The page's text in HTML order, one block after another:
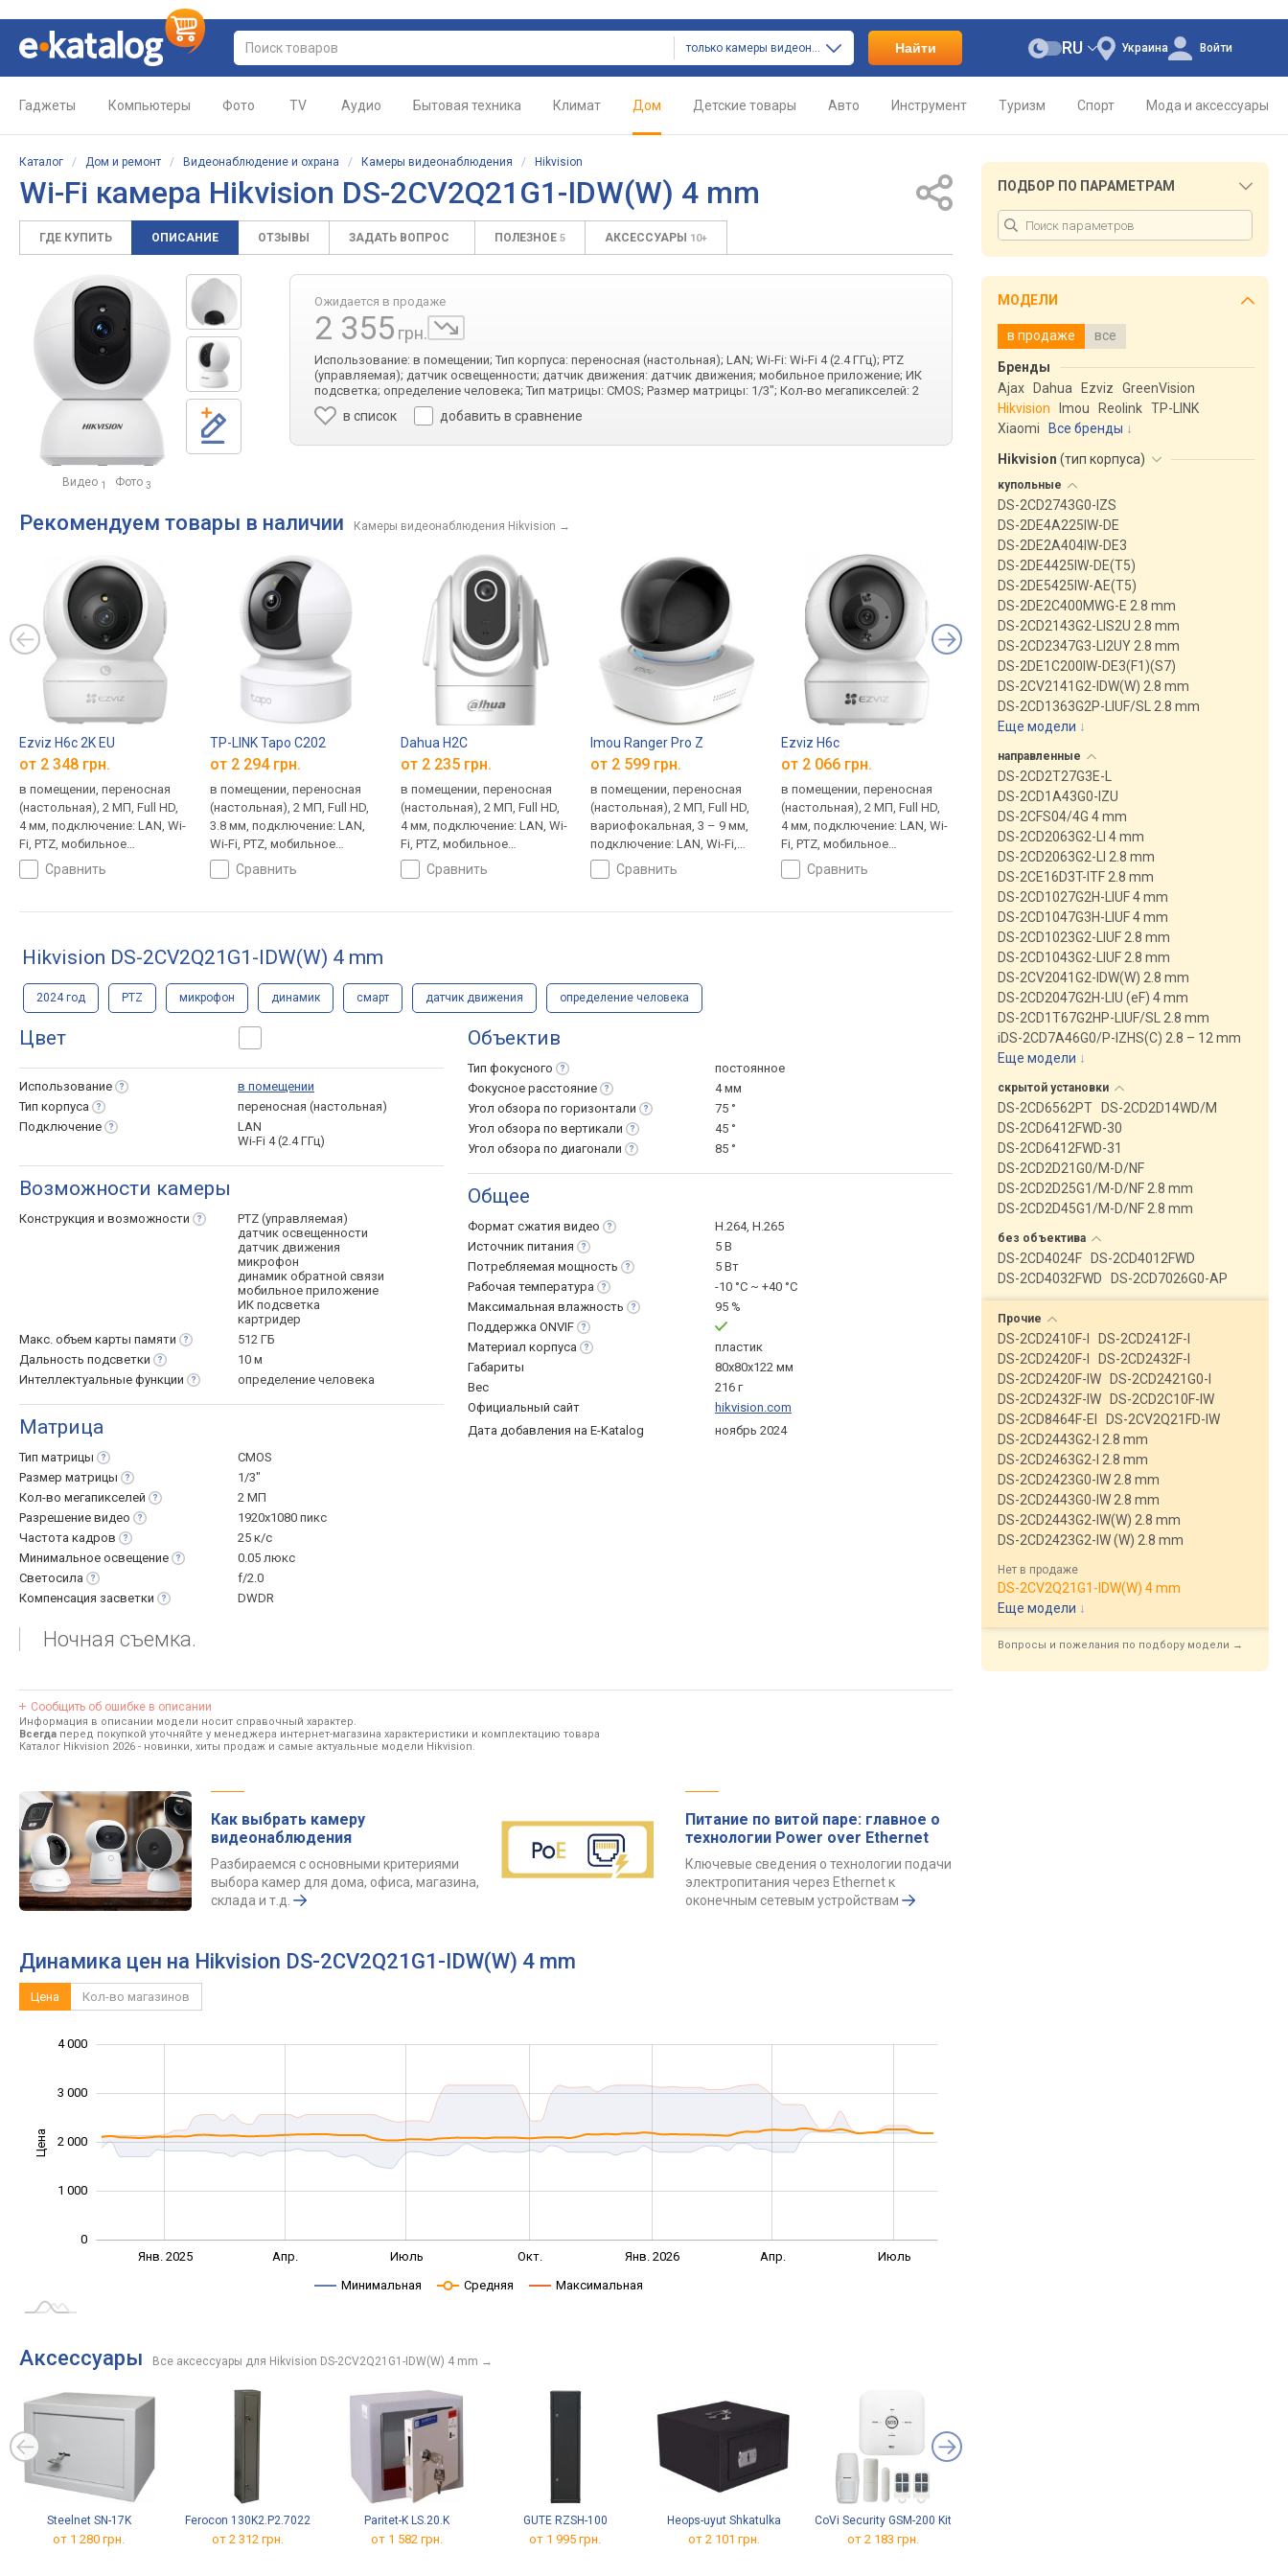
только камеры видеонаблюдения Найти Украина
RU Войти
Гаджеты Компьютеры Фото TV Аудио Бытовая техника Климат Дом Детские товары Авто Инструмент Туризм Спорт Мода и аксессуары
Каталог / Дом и ремонт / Видеонаблюдение и охрана / Камеры видеонаблюдения / Hikvision
Wi-Fi камера Hikvision DS-2CV2Q21G1-IDW(W) 4 mm
ГДЕ КУПИТЬ ОПИСАНИЕ ОТЗЫВЫ ЗАДАТЬ ВОПРОС ПОЛЕЗНОЕ 5 АКСЕССУАРЫ 10+
Видео 1 Фото 3
Ожидается в продаже
2 355 грн.
Использование: в помещении; Тип корпуса: переносная (настольная); LAN; Wi-Fi: Wi-Fi 4 (2.4 ГГц); PTZ
(управляемая); датчик освещенности; датчик движения: датчик движения; мобильное приложение; ИК
подсветка; определение человека; Тип матрицы: CMOS; Размер матрицы: 1/3"; Кол-во мегапикселей: 2
в список добавить в сравнение
Рекомендуем товары в наличии Камеры видеонаблюдения Hikvision →
Ezviz H6c 2K EU
от 2 348 грн.
в помещении, переносная
(настольная), 2 МП, Full HD,
4 мм, подключение: LAN, Wi-
Fi, PTZ, мобильное
приложение, датчик
движения, детекция звука,
облачное хранилище
сравнить
TP-LINK Tapo C202
от 2 294 грн.
в помещении, переносная
(настольная), 2 МП, Full HD,
3.8 мм, подключение: LAN,
Wi-Fi, PTZ, мобильное
приложение, датчик
движения, детекция звука,
микрофон, область
облачное хранилище
сравнить
Dahua H2C
от 2 235 грн.
в помещении, переносная
(настольная), 2 МП, Full HD,
4 мм, подключение: LAN, Wi-
Fi, PTZ, мобильное
приложение, датчик
движения, динамик,
сравнить
Imou Ranger Pro Z
от 2 599 грн.
в помещении, переносная
(настольная), 2 МП, Full HD,
вариофокальная, 3 – 9 мм,
подключение: LAN, Wi-Fi,
PTZ, мобильное приложение,
датчик движения, динамик,
интересов (ROI), облачное
сравнить
Ezviz H6c
от 2 066 грн.
в помещении, переносная
(настольная), 2 МП, Full HD,
4 мм, подключение: LAN, Wi-
Fi, PTZ, мобильное
приложение, датчик
движения, динамик,
хранилище
сравнить
от 2 199 грн.
в помещении, переносная
(настольная), 2 МП, Full HD,
подключение: LAN, Wi-Fi,
PTZ, мобильное приложение,
датчик движения, динамик,
микрофон
сравнить
динамик, микрофон,
облачное хранилище
Hikvision DS-2CV2Q21G1-IDW(W) 4 mm
2024 год PTZ микрофон динамик смарт датчик движения определение человека
Цвет
Использование
в помещении
Тип корпуса
переносная (настольная)
Подключение
LAN
Wi-Fi 4 (2.4 ГГц)
Возможности камеры
Конструкция и возможности
PTZ (управляемая)
датчик освещенности
датчик движения
микрофон
динамик обратной связи
мобильное приложение
ИК подсветка
картридер
Макс. объем карты памяти
512 ГБ
Дальность подсветки
10 м
Интеллектуальные функции определение человека
Матрица
Тип матрицы
CMOS
Размер матрицы
1/3"
Кол-во мегапикселей
2 МП
Разрешение видео
1920x1080 пикс
Частота кадров
25 к/с
Минимальное освещение
0.05 люкс
Светосила
f/2.0
Компенсация засветки DWDR
Объектив
Тип фокусного
постоянное
Фокусное расстояние
4 мм
Угол обзора по горизонтали
75 °
Угол обзора по вертикали
45 °
Угол обзора по диагонали 85 °
Общее
Формат сжатия видео
H.264, H.265
Источник питания
5 В
Потребляемая мощность
5 Вт
Рабочая температура
-10 °C ~ +40 °С
Максимальная влажность
95 %
Поддержка ONVIF
Материал корпуса
пластик
Габариты
80x80x122 мм
Вес
216 г
Официальный сайт
hikvision.com
Дата добавления на E-Katalog
ноябрь 2024
Ночная съемка.
Сообщить об ошибке в описании
Информация в описании модели носит справочный характер.
Всегда перед покупкой уточняйте у менеджера интернет-магазина характеристики и комплектацию товара
Каталог Hikvision 2026 - новинки, хиты продаж и самые актуальные модели Hikvision.
Как выбрать камеру
видеонаблюдения
Разбираемся с основными критериями
выбора камер для дома, офиса, магазина,
склада и т.д.
Питание по витой паре: главное о
технологии Power over Ethernet
Ключевые сведения о технологии подачи
электропитания через Ethernet к
оконечным сетевым устройствам
Динамика цен на Hikvision DS-2CV2Q21G1-IDW(W) 4 mm
Цена Кол-во магазинов
Цена 1 000
0
1 000
2 000
3 000
4 000
Янв. 2025 Апр. Июль Окт. Янв. 2026 Апр. Июль
Минимальная Средняя Максимальная
Аксессуары Все аксессуары для Hikvision DS-2CV2Q21G1-IDW(W) 4 mm →
Steelnet SN-17K
от 1 280 грн.
Ferocon 130K2.P2.7022
от 2 312 грн.
Paritet-K LS.20.K
от 1 582 грн.
GUTE RZSH-100
от 1 995 грн.
Heops-uyut Shkatulka
от 2 101 грн.
CoVi Security GSM-200 Kit
от 2 183 грн.
ПОДБОР ПО ПАРАМЕТРАМ
МОДЕЛИ
в продаже все
Бренды
Ajax
Dahua Ezviz
GreenVision
Hikvision
Imou Reolink TP-LINK
Xiaomi
Все бренды
Hikvision (тип корпуса)
купольные
DS-2CD2743G0-IZS
DS-2DE4A225IW-DE
DS-2DE2A404IW-DE3
DS-2DE4425IW-DE(T5)
DS-2DE5425IW-AE(T5)
DS-2DE2C400MWG-E 2.8 mm
DS-2CD2143G2-LIS2U 2.8 mm
DS-2CD2347G3-LI2UY 2.8 mm
DS-2DE1C200IW-DE3(F1)(S7)
DS-2CV2141G2-IDW(W) 2.8 mm
DS-2CD1363G2P-LIUF/SL 2.8 mm
Еще модели ↓
направленные
DS-2CD2T27G3E-L
DS-2CD1A43G0-IZU
DS-2CFS04/4G 4 mm
DS-2CD2063G2-LI 4 mm
DS-2CD2063G2-LI 2.8 mm
DS-2CE16D3T-ITF 2.8 mm
DS-2CD1027G2H-LIUF 4 mm
DS-2CD1047G3H-LIUF 4 mm
DS-2CD1023G2-LIUF 2.8 mm
DS-2CD1043G2-LIUF 2.8 mm
DS-2CV2041G2-IDW(W) 2.8 mm
DS-2CD2047G2H-LIU (eF) 4 mm
DS-2CD1T67G2HP-LIUF/SL 2.8 mm
iDS-2CD7A46G0/P-IZHS(C) 2.8 – 12 mm
Еще модели ↓
скрытой установки
DS-2CD6562PT
DS-2CD2D14WD/M
DS-2CD6412FWD-30
DS-2CD6412FWD-31
DS-2CD2D21G0/M-D/NF
DS-2CD2D25G1/M-D/NF 2.8 mm
DS-2CD2D45G1/M-D/NF 2.8 mm
без объектива
DS-2CD4024F
DS-2CD4012FWD
DS-2CD4032FWD
DS-2CD7026G0-AP
Прочие
DS-2CD2410F-I
DS-2CD2412F-I
DS-2CD2420F-I
DS-2CD2432F-I
DS-2CD2420F-IW
DS-2CD2421G0-I
DS-2CD2432F-IW
DS-2CD2C10F-IW
DS-2CD8464F-EI
DS-2CV2Q21FD-IW
DS-2CD2443G2-I 2.8 mm
DS-2CD2463G2-I 2.8 mm
DS-2CD2423G0-IW 2.8 mm
DS-2CD2443G0-IW 2.8 mm
DS-2CD2443G2-IW(W) 2.8 mm
DS-2CD2423G2-IW (W) 2.8 mm
Нет в продаже
DS-2CV2Q21G1-IDW(W) 4 mm
Еще модели ↓
Вопросы и пожелания по подбору модели →